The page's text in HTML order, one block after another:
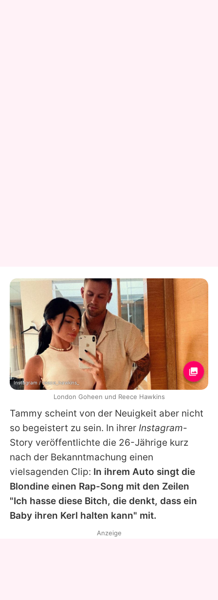
Tammy scheint von der Neuigkeit aber nicht
so begeistert zu sein. In ihrer Instagram-
Story veröffentlichte die 26-Jährige kurz
nach der Bekanntmachung einen
vielsagenden Clip: In ihrem Auto singt die
Blondine einen Rap-Song mit den Zeilen
"Ich hasse diese Bitch, die denkt, dass ein
Baby ihren Kerl halten kann" mit.
Instagram / reece_hawkins_
London Goheen und Reece Hawkins
Anzeige